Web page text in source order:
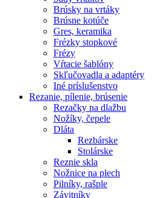
Brúsky na vrtáky
Brúsne kotúče
Gres, keramika
Frézky stopkové
Frézy
Vŕtacie šablóny
Skľučovadla a adaptéry
Iné príslušenstvo
Rezanie, pílenie, brúsenie
Rezačky na dlažbu
Nožíky, čepele
Dláta
Rezbárske
Stolárske
Reznie skla
Nožnice na plech
Pilníky, rašple
Závitníky